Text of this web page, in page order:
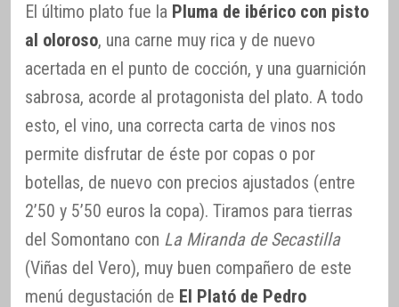
El último plato fue la Pluma de ibérico con pisto
al oloroso, una carne muy rica y de nuevo
acertada en el punto de cocción, y una guarnición
sabrosa, acorde al protagonista del plato. A todo
esto, el vino, una correcta carta de vinos nos
permite disfrutar de éste por copas o por
botellas, de nuevo con precios ajustados (entre
2’50 y 5’50 euros la copa). Tiramos para tierras
del Somontano con La Miranda de Secastilla
(Viñas del Vero), muy buen compañero de este
menú degustación de El Plató de Pedro